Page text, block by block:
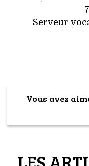
Serveur
Vous avez